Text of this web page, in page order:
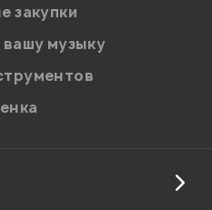
закупки
музыку